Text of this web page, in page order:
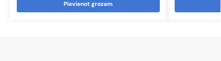
Pievienot grozam